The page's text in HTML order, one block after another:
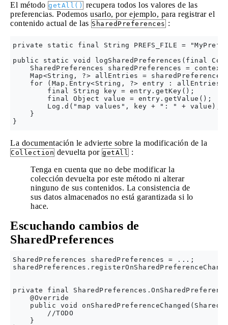
El método getAll() recupera todos los valores de las
preferencias. Podemos usarlo, por ejemplo, para registrar el
contenido actual de las SharedPreferences :
private static final String PREFS_FILE =
public static void logSharedPreferences(final
SharedPreferences sharedPreferences =
Map<String, ?> allEntries =
for (Map.Entry<String, ?> entry :
        final String key = entry.getKey();
        final Object value = entry.getValue();
        Log.d("map values", key + ": " + value);
    }
La documentación le advierte sobre la modificación de la
Collection devuelta por getAll :
Tenga en cuenta que no debe modificar la
colección devuelta por este método ni alterar
ninguno de sus contenidos. La consistencia de
sus datos almacenados no está garantizada si lo
hace.
Escuchando cambios de
SharedPreferences
SharedPreferences sharedPreferences = ...;
private final
    @Override
public void
        //TODO
    }